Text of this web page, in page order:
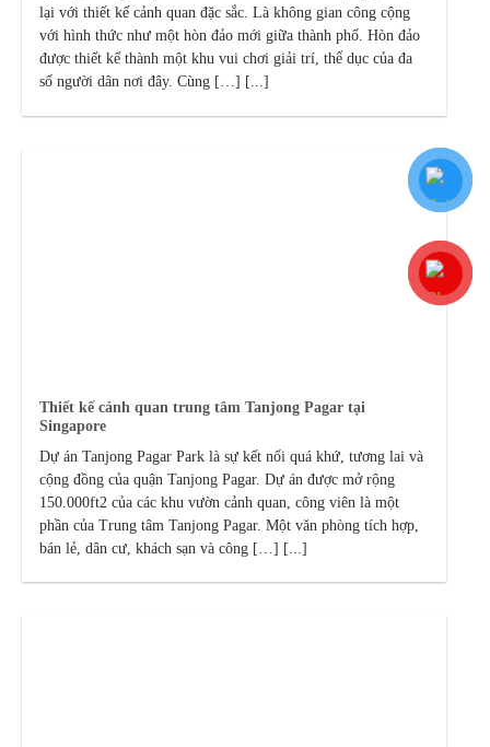
lại với thiết kế cảnh quan đặc sắc. Là không gian công cộng
với hình thức như một hòn đảo mới giữa thành phố. Hòn đảo
được thiết kế thành một khu vui chơi giải trí, thể dục của đa
số người dân nơi đây. Cùng […] [...]
Thiết kế cảnh quan trung tâm Tanjong Pagar tại
Singapore
Dự án Tanjong Pagar Park là sự kết nối quá khứ, tương lai và
cộng đồng của quận Tanjong Pagar. Dự án được mở rộng
150.000ft2 của các khu vườn cảnh quan, công viên là một
phần của Trung tâm Tanjong Pagar. Một văn phòng tích hợp,
bán lẻ, dân cư, khách sạn và công […] [...]